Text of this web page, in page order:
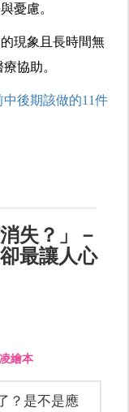
憂慮。
現象且長時間無
協助。
後期該做的11件
失？」－
最讓人心
繪本
？是不是應